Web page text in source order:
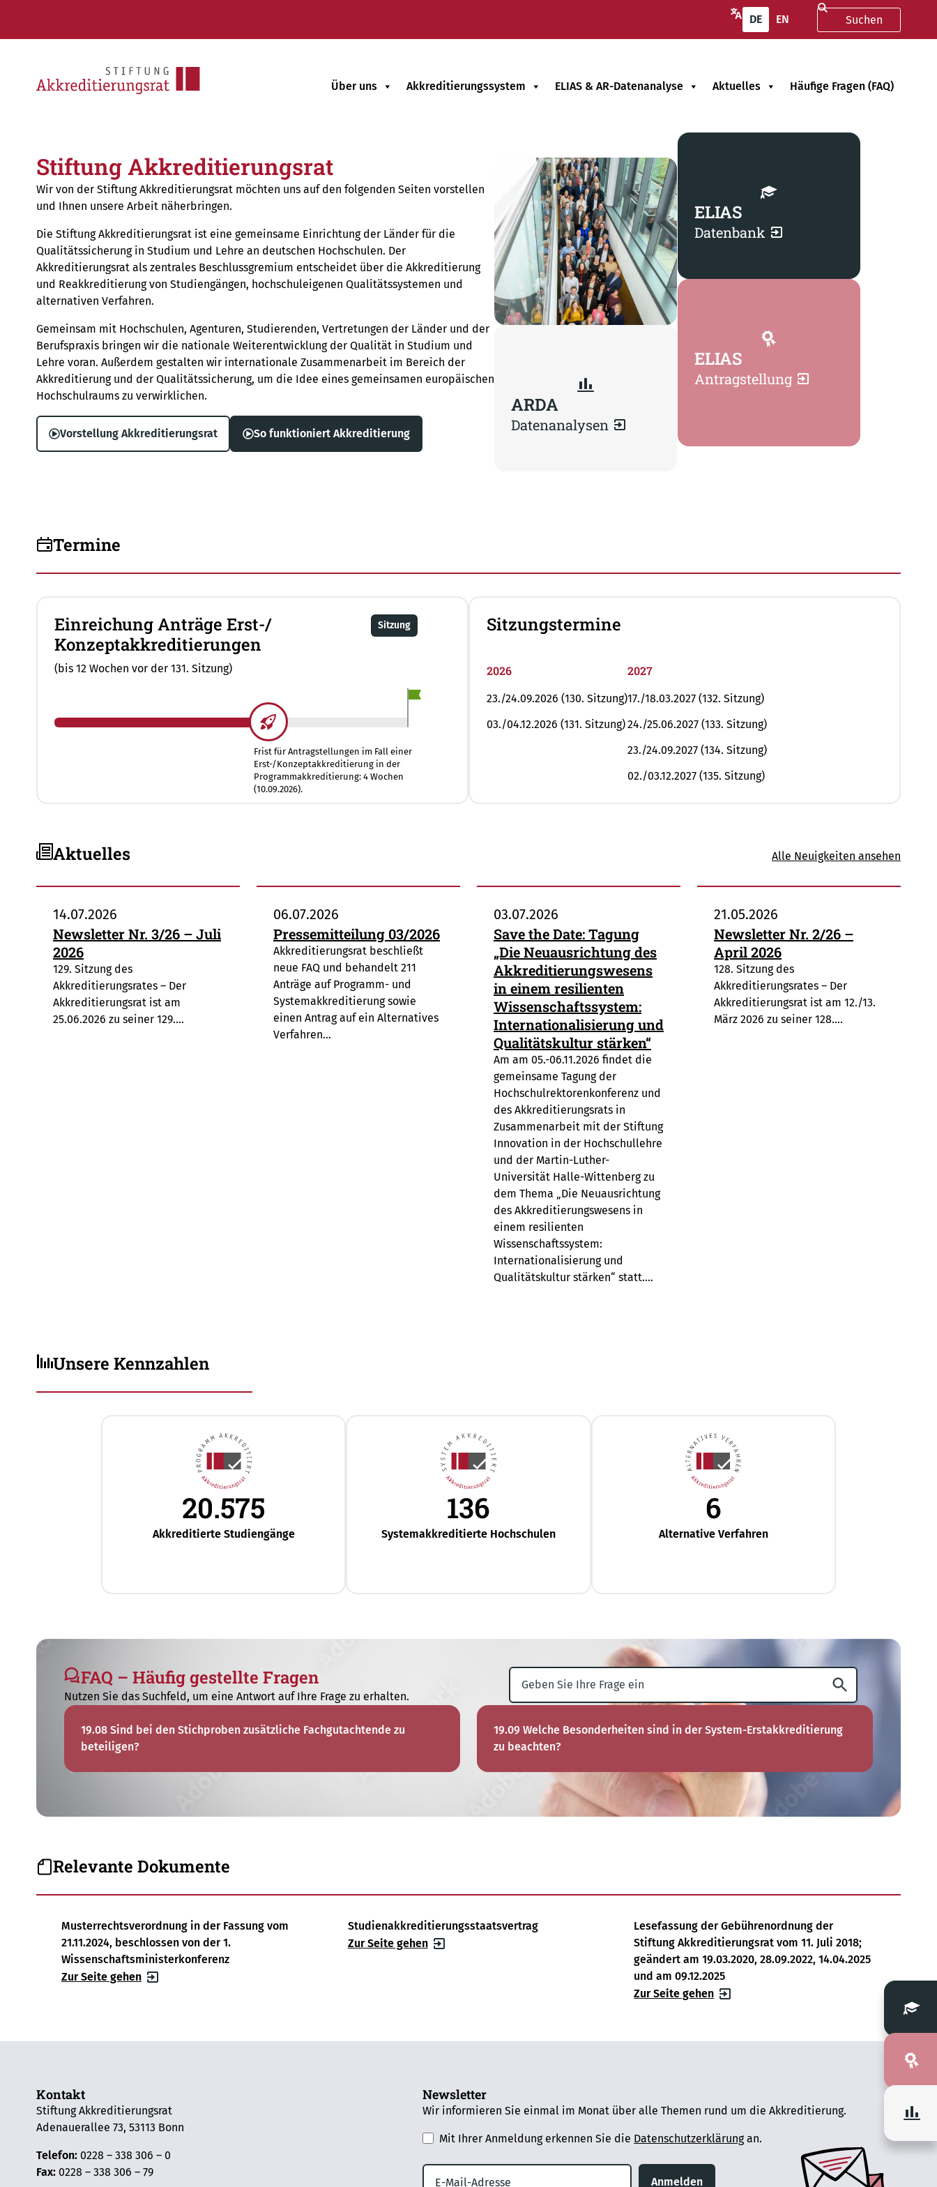
DE EN
Über uns Akkreditierungssystem ELIAS & AR-Datenanalyse Aktuelles Häufige Fragen (FAQ)
Stiftung Akkreditierungsrat
Wir von der Stiftung Akkreditierungsrat möchten uns auf den folgenden Seiten vorstellen
und Ihnen unsere Arbeit näherbringen.
Die Stiftung Akkreditierungsrat ist eine gemeinsame Einrichtung der Länder für die
Qualitätssicherung in Studium und Lehre an deutschen Hochschulen. Der
Akkreditierungsrat als zentrales Beschlussgremium entscheidet über die Akkreditierung
und Reakkreditierung von Studiengängen, hochschuleigenen Qualitätssystemen und
alternativen Verfahren.
Gemeinsam mit Hochschulen, Agenturen, Studierenden, Vertretungen der Länder und der
Berufspraxis bringen wir die nationale Weiterentwicklung der Qualität in Studium und
Lehre voran. Außerdem gestalten wir internationale Zusammenarbeit im Bereich der
Akkreditierung und der Qualitätssicherung, um die Idee eines gemeinsamen europäischen
Hochschulraums zu verwirklichen.
Vorstellung Akkreditierungsrat So funktioniert Akkreditierung
ELIAS
Datenbank
ARDA
Datenanalysen
ELIAS
Antragstellung
Termine
Einreichung Anträge Erst-/
Konzeptakkreditierungen
Sitzung
(bis 12 Wochen vor der 131. Sitzung)
Frist für Antragstellungen im Fall einer
Erst-/Konzeptakkreditierung in der
Programmakkreditierung: 4 Wochen
(10.09.2026).
Sitzungstermine
2026
23./24.09.2026 (130. Sitzung)
03./04.12.2026 (131. Sitzung)
2027
17./18.03.2027 (132. Sitzung)
24./25.06.2027 (133. Sitzung)
23./24.09.2027 (134. Sitzung)
02./03.12.2027 (135. Sitzung)
Aktuelles Alle Neuigkeiten ansehen
14.07.2026
Newsletter Nr. 3/26 – Juli
2026
129. Sitzung des
Akkreditierungsrates – Der
Akkreditierungsrat ist am
25.06.2026 zu seiner 129.…
06.07.2026
Pressemitteilung 03/2026
Akkreditierungsrat beschließt
neue FAQ und behandelt 211
Anträge auf Programm- und
Systemakkreditierung sowie
einen Antrag auf ein Alternatives
Verfahren…
03.07.2026
Save the Date: Tagung
„Die Neuausrichtung des
Akkreditierungswesens
in einem resilienten
Wissenschaftssystem:
Internationalisierung und
Qualitätskultur stärken“
Am am 05.-06.11.2026 findet die
gemeinsame Tagung der
Hochschulrektorenkonferenz und
des Akkreditierungsrats in
Zusammenarbeit mit der Stiftung
Innovation in der Hochschullehre
und der Martin-Luther-
Universität Halle-Wittenberg zu
dem Thema „Die Neuausrichtung
des Akkreditierungswesens in
einem resilienten
Wissenschaftssystem:
Internationalisierung und
Qualitätskultur stärken“ statt.…
21.05.2026
Newsletter Nr. 2/26 –
April 2026
128. Sitzung des
Akkreditierungsrates – Der
Akkreditierungsrat ist am 12./13.
März 2026 zu seiner 128.…
Unsere Kennzahlen
20.575
Akkreditierte Studiengänge
136
Systemakkreditierte Hochschulen
6
Alternative Verfahren
FAQ – Häufig gestellte Fragen
Nutzen Sie das Suchfeld, um eine Antwort auf Ihre Frage zu erhalten.
19.08 Sind bei den Stichproben zusätzliche Fachgutachtende zu
beteiligen?
19.09 Welche Besonderheiten sind in der System-Erstakkreditierung
zu beachten?
Relevante Dokumente
Musterrechtsverordnung in der Fassung vom
21.11.2024, beschlossen von der 1.
Wissenschaftsministerkonferenz
Zur Seite gehen
Studienakkreditierungsstaatsvertrag
Zur Seite gehen
Lesefassung der Gebührenordnung der
Stiftung Akkreditierungsrat vom 11. Juli 2018;
geändert am 19.03.2020, 28.09.2022, 14.04.2025
und am 09.12.2025
Zur Seite gehen
Kontakt
Stiftung Akkreditierungsrat
Adenauerallee 73, 53113 Bonn
Telefon: 0228 – 338 306 – 0
Fax: 0228 – 338 306 – 79
Newsletter
Wir informieren Sie einmal im Monat über alle Themen rund um die Akkreditierung.
Mit Ihrer Anmeldung erkennen Sie die Datenschutzerklärungan.
Anmelden